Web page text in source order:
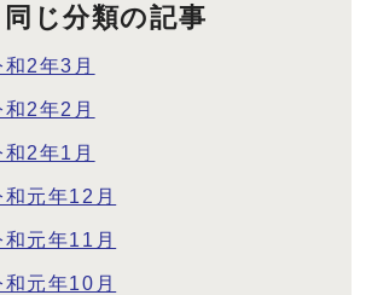
じ分類の記事
2年3月
2年2月
2年1月
元年12月
元年11月
元年10月